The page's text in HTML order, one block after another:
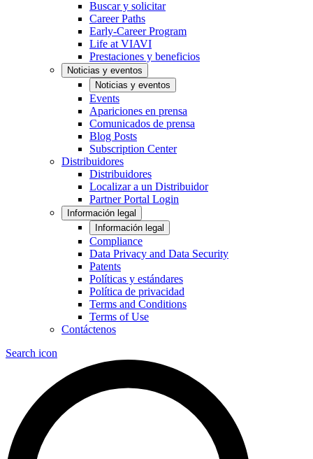
Buscar y solicitar
Career Paths
Early-Career Program
Life at VIAVI
Prestaciones y beneficios
Noticias y eventos
Noticias y eventos
Events
Apariciones en prensa
Comunicados de prensa
Blog Posts
Subscription Center
Distribuidores
Distribuidores
Localizar a un Distribuidor
Partner Portal Login
Información legal
Información legal
Compliance
Data Privacy and Data Security
Patents
Políticas y estándares
Política de privacidad
Terms and Conditions
Terms of Use
Contáctenos
Search icon